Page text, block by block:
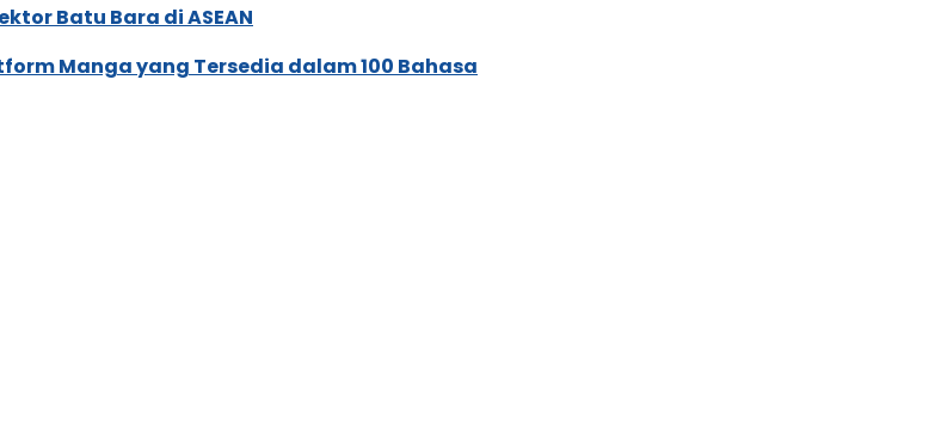
Batu Bara di ASEAN
Manga yang Tersedia dalam 100 Bahasa